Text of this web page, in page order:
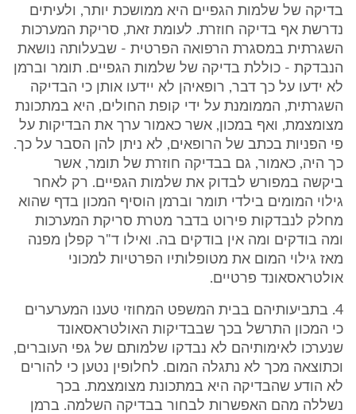
בדיקה של שלמות הגפיים היא ממושכת יותר, ולעיתים
נדרשת אף בדיקה חוזרת. לעומת זאת, סריקת המערכות
השגרתית במסגרת הרפואה הפרטית - שבעלותה נושאת
הנבדקת - כוללת בדיקה של שלמות הגפיים. תומר וברמן
לא ידעו על כך דבר, רופאיהן לא יידעו אותן כי הבדיקה
השגרתית, הממומנת על ידי קופת החולים, היא במתכונת
מצומצמת, ואף במכון, אשר כאמור ערך את הבדיקות על
פי הפניות בכתב של הרופאים, לא ניתן להן הסבר על כך.
כך היה, כאמור, גם בבדיקה חוזרת של תומר, אשר
ביקשה במפורש לבדוק את שלמות הגפיים. רק לאחר
גילוי המומים בילדי תומר וברמן הוסיף המכון בדף שהוא
מחלק לנבדקות פירוט בדבר מטרת סריקת המערכות
ומה בודקים ומה אין בודקים בה. ואילו ד"ר קפלן מפנה
מאז גילוי המום את מטופלותיו הפרטיות למכוני
אולטראסאונד פרטיים.
4. בתביעותיהם בבית המשפט המחוזי טענו המערערים
כי המכון התרשל בכך שבבדיקות האולטראסאונד
שנערכו לאימותיהם לא נבדקו שלמותם של גפי העוברים,
וכתוצאה מכך לא נתגלה המום. לחלופין נטען כי להורים
לא הודע שהבדיקה היא במתכונת מצומצמת. בכך
נשללה מהם האפשרות לבחור בבדיקה השלמה. ברמן